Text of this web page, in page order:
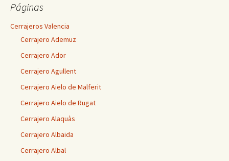
Páginas
Cerrajeros Valencia
Cerrajero Ademuz
Cerrajero Ador
Cerrajero Agullent
Cerrajero Aielo de Malferit
Cerrajero Aielo de Rugat
Cerrajero Alaquàs
Cerrajero Albaida
Cerrajero Albal